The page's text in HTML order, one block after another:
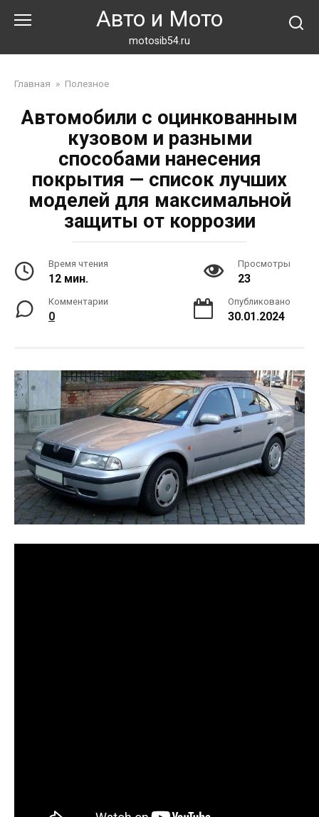
Авто и Мото
motosib54.ru
Главная » Полезное
Автомобили с оцинкованным
кузовом и разными
способами нанесения
покрытия — список лучших
моделей для максимальной
защиты от коррозии
Время чтения
12 мин.
Просмотры
23
Комментарии
0
Опубликовано
30.01.2024